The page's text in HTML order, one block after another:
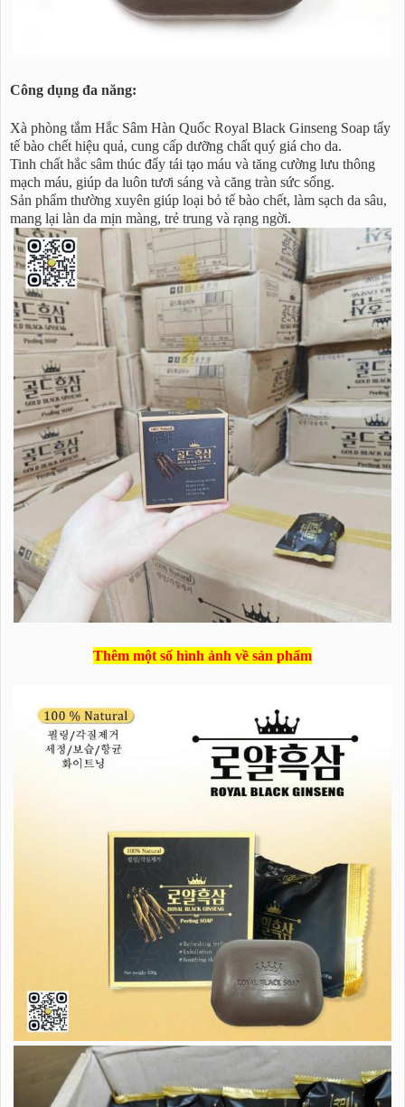
Công dụng đa năng:
Xà phòng tắm Hắc Sâm Hàn Quốc Royal Black Ginseng Soap tẩy
tế bào chết hiệu quả, cung cấp dưỡng chất quý giá cho da.
Tinh chất hắc sâm thúc đẩy tái tạo máu và tăng cường lưu thông
mạch máu, giúp da luôn tươi sáng và căng tràn sức sống.
Sản phẩm thường xuyên giúp loại bỏ tế bào chết, làm sạch da sâu,
mang lại làn da mịn màng, trẻ trung và rạng ngời.
Thêm một số hình ảnh về sản phẩm